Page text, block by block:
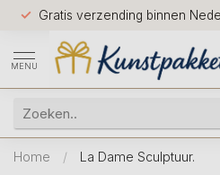
Gratis verzending binnen
MENU
Home / La Dame Sculptuur.